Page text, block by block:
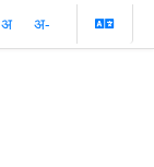
अ‌ अ‌-